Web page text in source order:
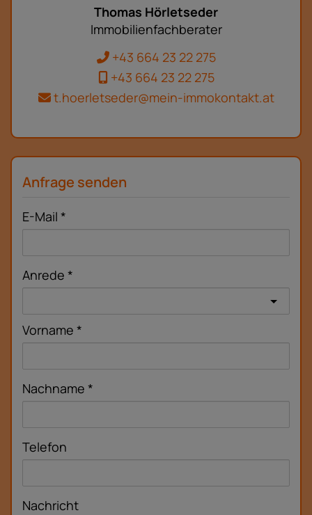
Thomas Hörletseder
Immobilienfachberater
+43 664 23 22 275
+43 664 23 22 275
t.hoerletseder@mein-immokontakt.at
Anfrage senden
E-Mail
Anrede
Vorname
Nachname
Telefon
Nachricht